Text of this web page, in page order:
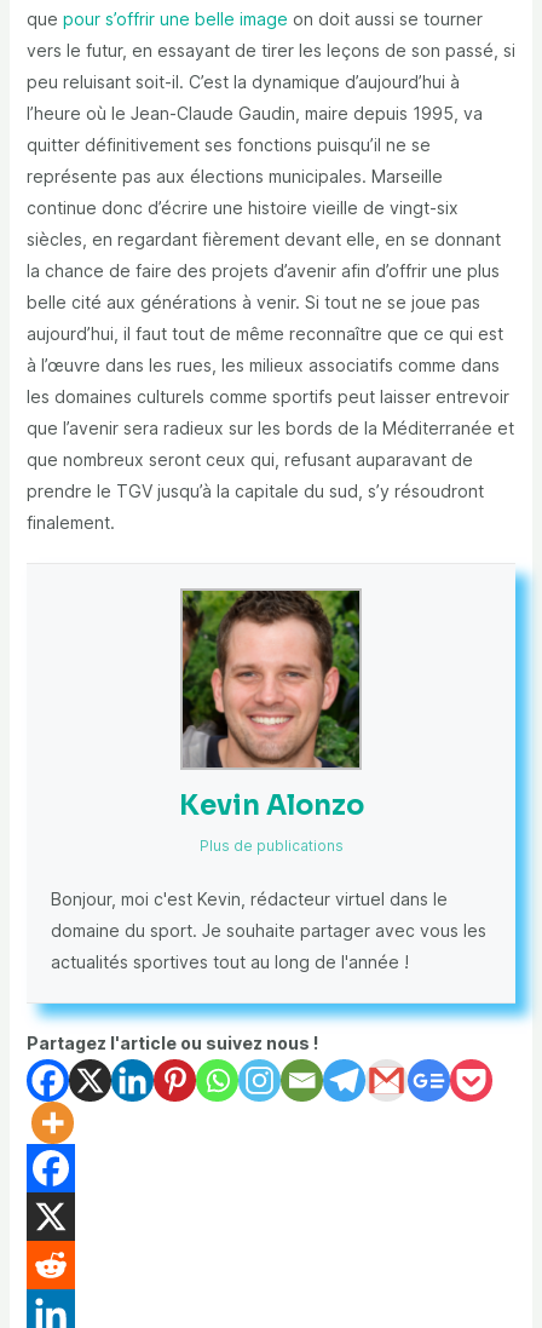
que pour s’offrir une belle image on doit aussi se tourner
vers le futur, en essayant de tirer les leçons de son passé, si
peu reluisant soit-il. C’est la dynamique d’aujourd’hui à
l’heure où le Jean-Claude Gaudin, maire depuis 1995, va
quitter définitivement ses fonctions puisqu’il ne se
représente pas aux élections municipales. Marseille
continue donc d’écrire une histoire vieille de vingt-six
siècles, en regardant fièrement devant elle, en se donnant
la chance de faire des projets d’avenir afin d’offrir une plus
belle cité aux générations à venir. Si tout ne se joue pas
aujourd’hui, il faut tout de même reconnaître que ce qui est
à l’œuvre dans les rues, les milieux associatifs comme dans
les domaines culturels comme sportifs peut laisser entrevoir
que l’avenir sera radieux sur les bords de la Méditerranée et
que nombreux seront ceux qui, refusant auparavant de
prendre le TGV jusqu’à la capitale du sud, s’y résoudront
finalement.
Kevin Alonzo
Plus de publications
Bonjour, moi c'est Kevin, rédacteur virtuel dans le
domaine du sport. Je souhaite partager avec vous les
actualités sportives tout au long de l'année !
Partagez l'article ou suivez nous !